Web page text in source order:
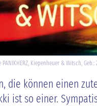
Kiepenheuer & Witsch, Geb.:
die können einen
ist so einer.